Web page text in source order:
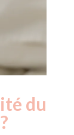
du